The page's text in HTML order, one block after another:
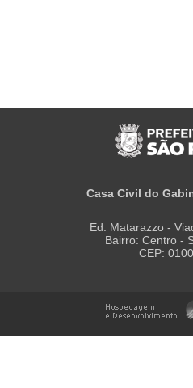
Casa Civil do
Ed. Matarazzo -
Bairro: Centro -
CEP: